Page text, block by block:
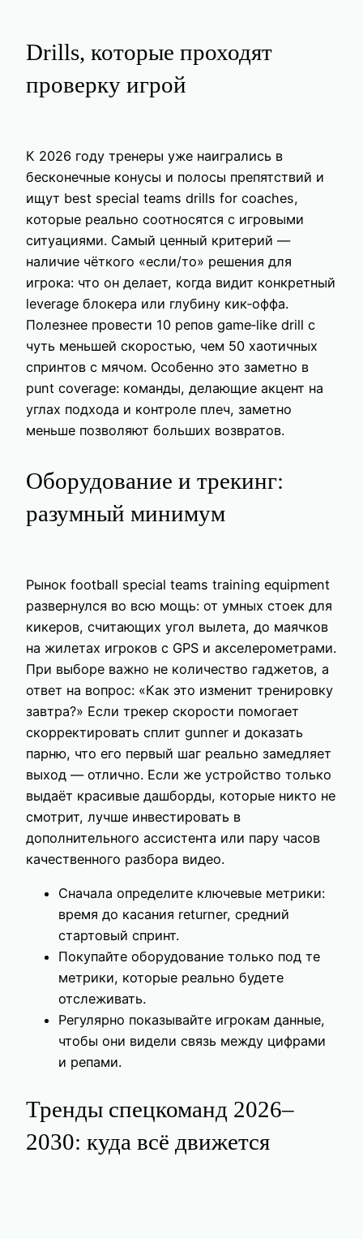
Drills, которые проходят
проверку игрой
К 2026 году тренеры уже наигрались в
бесконечные конусы и полосы препятствий и
ищут best special teams drills for coaches,
которые реально соотносятся с игровыми
ситуациями. Самый ценный критерий —
наличие чёткого «если/то» решения для
игрока: что он делает, когда видит конкретный
leverage блокера или глубину кик‑оффа.
Полезнее провести 10 репов game‑like drill с
чуть меньшей скоростью, чем 50 хаотичных
спринтов с мячом. Особенно это заметно в
punt coverage: команды, делающие акцент на
углах подхода и контроле плеч, заметно
меньше позволяют больших возвратов.
Оборудование и трекинг:
разумный минимум
Рынок football special teams training equipment
развернулся во всю мощь: от умных стоек для
кикеров, считающих угол вылета, до маячков
на жилетах игроков с GPS и акселерометрами.
При выборе важно не количество гаджетов, а
ответ на вопрос: «Как это изменит тренировку
завтра?» Если трекер скорости помогает
скорректировать сплит gunner и доказать
парню, что его первый шаг реально замедляет
выход — отлично. Если же устройство только
выдаёт красивые дашборды, которые никто не
смотрит, лучше инвестировать в
дополнительного ассистента или пару часов
качественного разбора видео.
Сначала определите ключевые метрики:
время до касания returner, средний
стартовый спринт.
Покупайте оборудование только под те
метрики, которые реально будете
отслеживать.
Регулярно показывайте игрокам данные,
чтобы они видели связь между цифрами
и репами.
Тренды спецкоманд 2026–
2030: куда всё движется